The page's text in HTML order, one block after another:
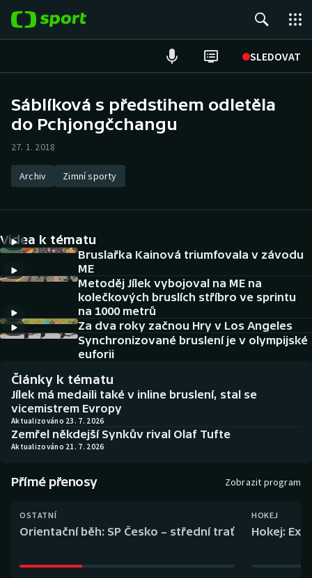
SLEDOVAT
Hokej
Atletika
DALŠÍ SPORTY
Americký fotbal
Baseball a softbal
Biatlon
Boby a skeleton
Curling
Dostihy
NEPŘEHLÉDNĚTE
Soutěže
Historické návraty
Aplikace ČT sport
AZ kvíz
Sáblíková s předstihem odletěla
do Pchjongčchangu
27. 1. 2018
Archiv Zimní sporty
Videa k tématu
Bruslařka Kainová triumfovala v závodu
ME
Metoděj Jílek vybojoval na ME na
kolečkových bruslích stříbro ve sprintu
na 1000 metrů
Za dva roky začnou Hry v Los Angeles
Synchronizované bruslení je v olympijské
euforii
Články k tématu
Jílek má medaili také v inline bruslení, stal se
vicemistrem Evropy
Aktualizováno 23. 7. 2026
Zemřel někdejší Synkův rival Olaf Tufte
Aktualizováno 21. 7. 2026
Přímé přenosy Zobrazit program
OSTATNÍ
Orientační běh: SP Česko – střední trať
HOKEJ
Hokej: